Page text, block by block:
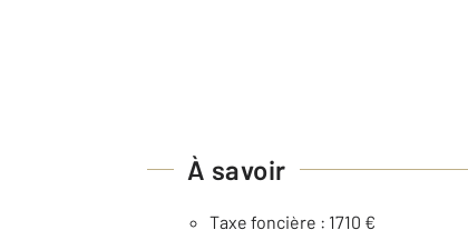
À savoir
Taxe foncière : 1710 €